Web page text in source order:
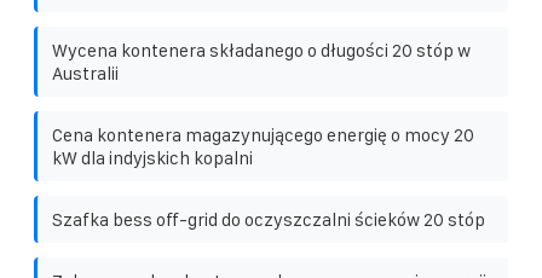
Wycena kontenera składanego o długości 20 stóp w
Australii
Cena kontenera magazynującego energię o mocy 20
kW dla indyjskich kopalni
Szafka bess off-grid do oczyszczalni ścieków 20 stóp